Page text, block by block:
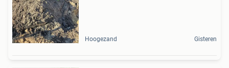
Hoogezand Gisteren